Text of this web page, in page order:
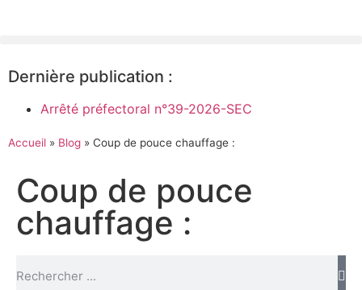
Dernière publication :
Arrêté préfectoral n°39-2026-SEC
Accueil » Blog » Coup de pouce chauffage :
Coup de pouce
chauffage :